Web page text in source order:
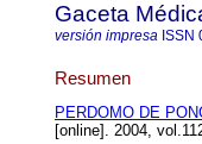
Gaceta
versión impresa ISSN
Resumen
PERDOMO DE
[online]. 2004,